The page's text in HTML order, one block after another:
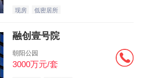
现房 低密居所
融创壹号院
朝阳公园
3000万元/套